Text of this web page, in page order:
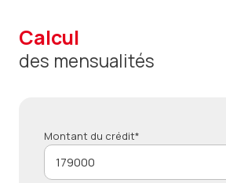
calcul
des mensualités
Montant du crédit*